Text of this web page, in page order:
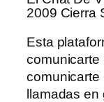
2009 Cierra
Esta
comunicarte
comunicarte
llamadas en